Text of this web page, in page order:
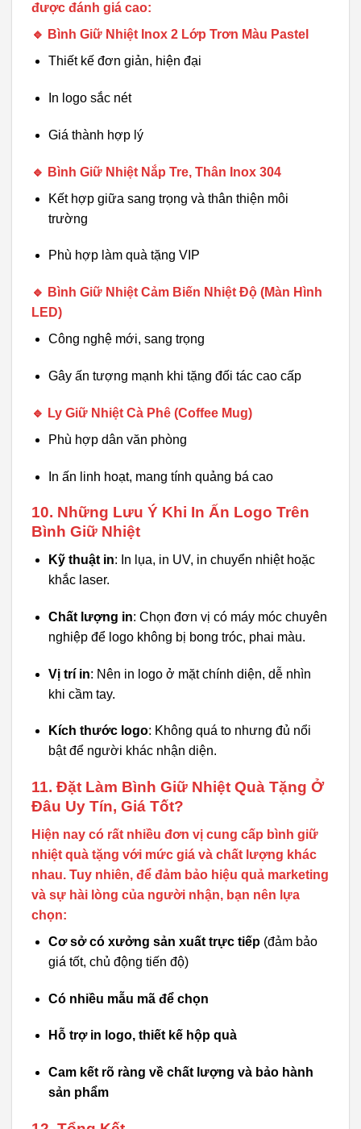
được đánh giá cao:
🔹 Bình Giữ Nhiệt Inox 2 Lớp Trơn Màu Pastel
Thiết kế đơn giản, hiện đại
In logo sắc nét
Giá thành hợp lý
🔹 Bình Giữ Nhiệt Nắp Tre, Thân Inox 304
Kết hợp giữa sang trọng và thân thiện môi
trường
Phù hợp làm quà tặng VIP
🔹 Bình Giữ Nhiệt Cảm Biến Nhiệt Độ (Màn Hình
LED)
Công nghệ mới, sang trọng
Gây ấn tượng mạnh khi tặng đối tác cao cấp
🔹 Ly Giữ Nhiệt Cà Phê (Coffee Mug)
Phù hợp dân văn phòng
In ấn linh hoạt, mang tính quảng bá cao
10. Những Lưu Ý Khi In Ấn Logo Trên
Bình Giữ Nhiệt
Kỹ thuật in: In lụa, in UV, in chuyển nhiệt hoặc
khắc laser.
Chất lượng in: Chọn đơn vị có máy móc chuyên
nghiệp để logo không bị bong tróc, phai màu.
Vị trí in: Nên in logo ở mặt chính diện, dễ nhìn
khi cầm tay.
Kích thước logo: Không quá to nhưng đủ nổi
bật để người khác nhận diện.
11. Đặt Làm Bình Giữ Nhiệt Quà Tặng Ở
Đâu Uy Tín, Giá Tốt?
Hiện nay có rất nhiều đơn vị cung cấp bình giữ
nhiệt quà tặng với mức giá và chất lượng khác
nhau. Tuy nhiên, để đảm bảo hiệu quả marketing
và sự hài lòng của người nhận, bạn nên lựa
chọn:
Cơ sở có xưởng sản xuất trực tiếp(đảm bảo
giá tốt, chủ động tiến độ)
Có nhiều mẫu mã để chọn
Hỗ trợ in logo, thiết kế hộp quà
Cam kết rõ ràng về chất lượng và bảo hành
sản phẩm